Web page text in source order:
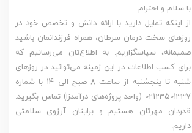
با سلام و احترام
از اینکه تمایل دارید با ارائه دانش و تخصص خود در
روزهای سخت درمان سرطان، همراه فرزندانمان باشید
صمیمانه، سپاسگزاریم. به اطلاع‌تان می‌رسانیم که
برای کسب اطلاعات در این زمینه می‌توانید در روزهای
شنبه تا پنجشنبه از ساعت 8 صبح الی 14 با شماره
02123501337 (واحد پروژه‌های درآمدزا) تماس بگیرید.
قدردان مهرتان هستیم و برایتان آرزوی سلامتی
داریم.